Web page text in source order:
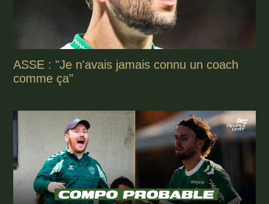
ASSE : "Je n'avais jamais connu un coach
comme ça"